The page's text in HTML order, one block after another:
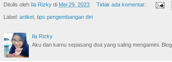
Ditulis oleh Ila Rizky di Mei 29, 2023 Tidak ada komentar:
Label: artikel tips pengembangan diri
Ila Rizky
Aku dan kamu sepasang doa yang saling mengamini.